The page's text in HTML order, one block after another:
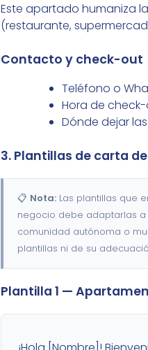
Este apartado humaniza
(restaurante,
Contacto y check-out
Teléfono o
Hora de
Dónde dejar
3. Plantillas de carta
📋 Nota: Las plantillas que
negocio debe adaptarlas a
comunidad autónoma o
plantillas ni de su
Plantilla 1 —